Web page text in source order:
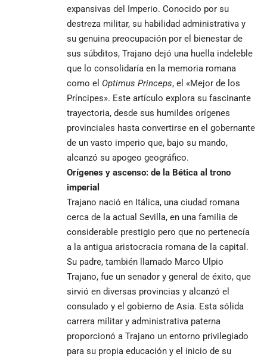
expansivas del Imperio. Conocido por su
destreza militar, su habilidad administrativa y
su genuina preocupación por el bienestar de
sus súbditos, Trajano dejó una huella indeleble
que lo consolidaría en la memoria romana
como el Optimus Princeps, el «Mejor de los
Príncipes». Este artículo explora su fascinante
trayectoria, desde sus humildes orígenes
provinciales hasta convertirse en el gobernante
de un vasto imperio que, bajo su mando,
alcanzó su apogeo geográfico.
Orígenes y ascenso: de la Bética al trono
imperial
Trajano nació en Itálica, una ciudad romana
cerca de la actual Sevilla, en una familia de
considerable prestigio pero que no pertenecía
a la antigua aristocracia romana de la capital.
Su padre, también llamado Marco Ulpio
Trajano, fue un senador y general de éxito, que
sirvió en diversas provincias y alcanzó el
consulado y el gobierno de Asia. Esta sólida
carrera militar y administrativa paterna
proporcionó a Trajano un entorno privilegiado
para su propia educación y el inicio de su